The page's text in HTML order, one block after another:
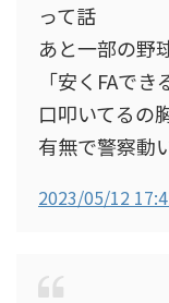
って話
あと一部の野
「安くFAで
口叩いてるの
有無で警察動
2023/05/12